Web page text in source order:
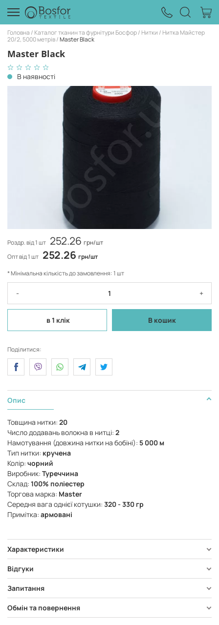
Головна Каталог тканин та фурнітури Босфор Нитки
Нитка Майстер
20/2, 5000 метрів Master Black
Master Black
В наявності
Роздр. від 1 шт 252.26 грн/шт
Опт від 1 шт 252.26 грн/шт
* Мінімальна кількість до замовлення: 1 шт
- +
в 1 клік В кошик
Поділитися:
Опис
Товщина нитки: 20
Число додавань волокна в нитці: 2
Намотування (довжина нитки на бобіні): 5 000 м
Тип нитки: кручена
Колір: чорний
Виробник: Туреччина
Склад: 100% поліестер
Торгова марка: Master
Середня вага однієї котушки: 320 - 330 гр
Примітка: армовані
Характеристики
Відгуки
Запитання
Обмін та повернення